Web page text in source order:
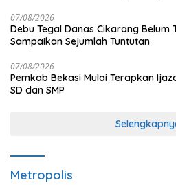
07/08/2026
Debu Tegal Danas Cikarang Belum
Sampaikan Sejumlah Tuntutan
07/08/2026
Pemkab Bekasi Mulai Terapkan
SD dan SMP
Metropolis